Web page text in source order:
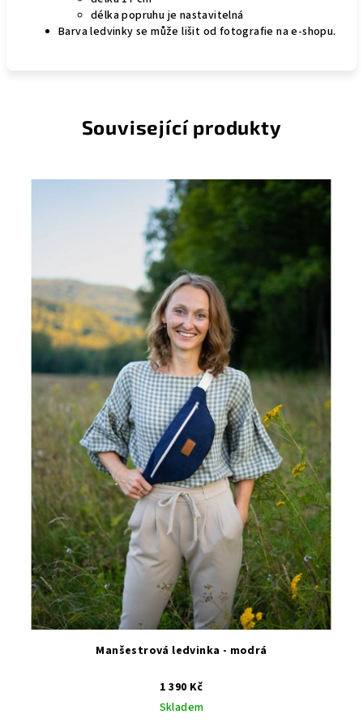
délka popruhu je nastavitelná
Barva ledvinky se může lišit od fotografie na e-shopu.
Související produkty
Manšestrová ledvinka - modrá
1 390 Kč
Skladem